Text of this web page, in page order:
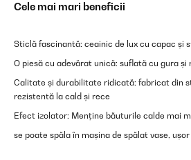
Cele mai mari beneficii
Sticlă fascinantă: ceainic de lux cu capac și
O piesă cu adevărat unică: suflată cu gura și
Calitate și durabilitate ridicată: fabricat din
rezistentă la cald și rece
Efect izolator: Menține băuturile calde mai
se poate spăla în mașina de spălat vase,